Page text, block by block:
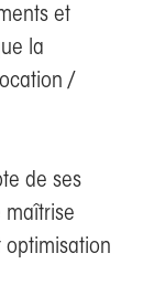
et
la
/
de ses
maîtrise
optimisation